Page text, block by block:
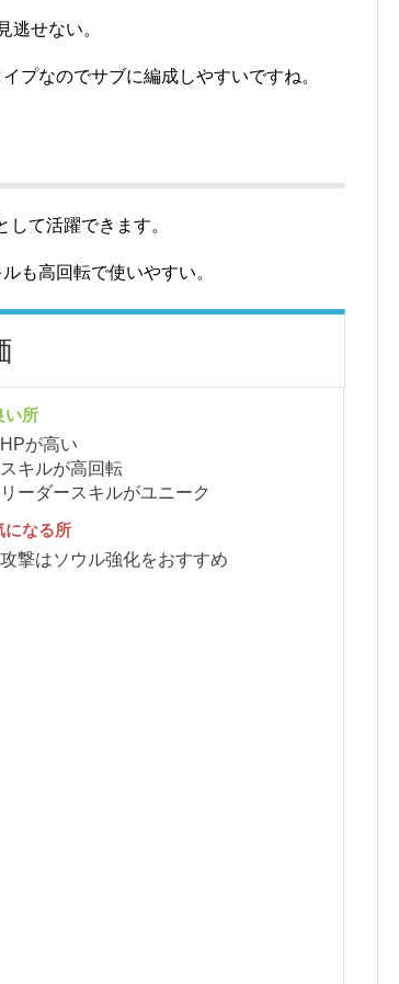
逃せない。
プなのでサブに編成しやすいですね。
て活躍できます。
も高回転で使いやすい。
い所
HPが高い
スキルが高回転
リーダースキルがユニーク
になる所
攻撃はソウル強化をおすすめ